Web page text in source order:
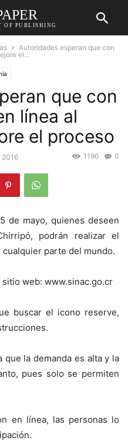
OF PUBLISHING
Autoridades esperan que con
el...
que con
línea al
el proceso
2016 0
1196
de mayo, quienes deseen
podrán realizar el
parte del mundo.
web: www.sinac.go.cr
buscar el icono reserve,
que la demanda es alta y la
pues solo se permiten
en línea, las personas lo